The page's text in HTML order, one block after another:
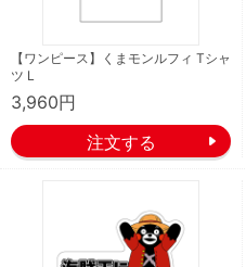
【ワンピース】くまモンルフィ Tシャ
ツ L
3,960円